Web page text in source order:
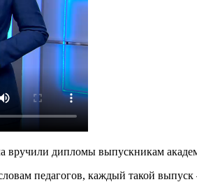
вручили дипломы выпускникам
педагогов, каждый такой